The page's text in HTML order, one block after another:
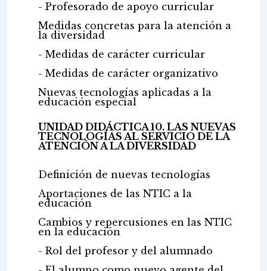
- Profesorado de apoyo curricular
Medidas concretas para la atención a
la diversidad
- Medidas de carácter curricular
- Medidas de carácter organizativo
Nuevas tecnologías aplicadas a la
educación especial
UNIDAD DIDÁCTICA 10. LAS NUEVAS
TECNOLOGÍAS AL SERVICIO DE LA
ATENCIÓN A LA DIVERSIDAD
Definición de nuevas tecnologías
Aportaciones de las NTIC a la
educación
Cambios y repercusiones en las NTIC
en la educación
- Rol del profesor y del alumnado